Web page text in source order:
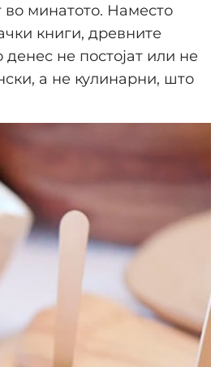
минатото. Наместо
книги, древните
денес не постојат или не
а не кулинарни, што